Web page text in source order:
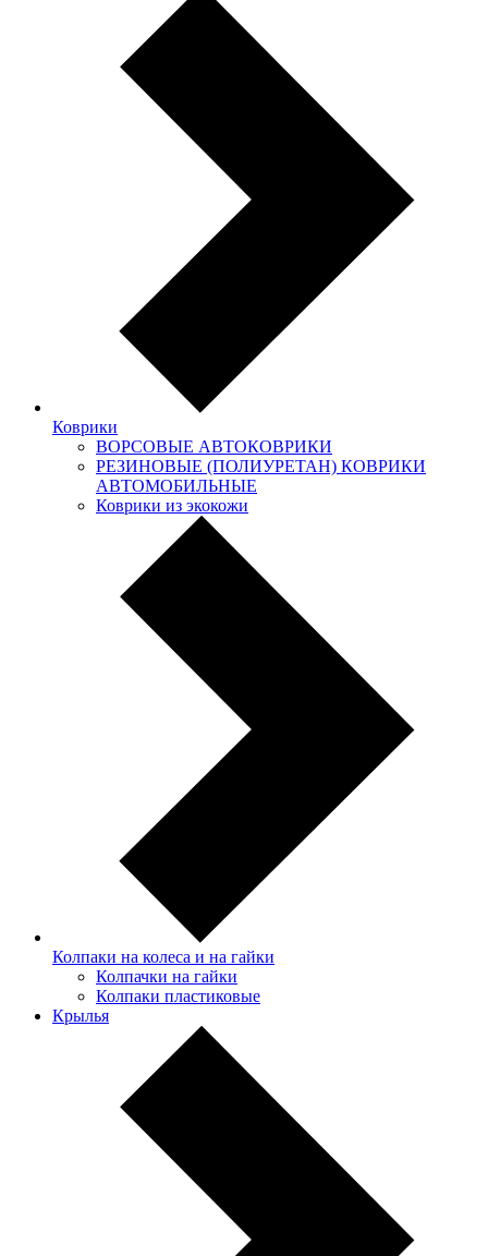
Коврики
ВОРСОВЫЕ АВТОКОВРИКИ
РЕЗИНОВЫЕ (ПОЛИУРЕТАН) КОВРИКИ
АВТОМОБИЛЬНЫЕ
Коврики из экокожи
Колпаки на колеса и на гайки
Колпачки на гайки
Колпаки пластиковые
Крылья